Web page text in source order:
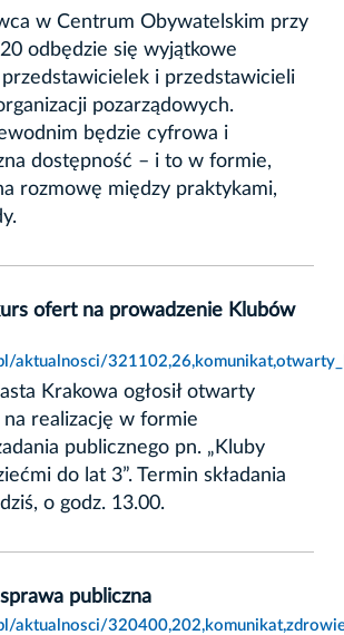
w Centrum Obywatelskim przy
odbędzie się wyjątkowe
i przedstawicieli
pozarządowych.
będzie cyfrowa i
dostępność – i to w formie,
rozmowę między praktykami,
ofert na prowadzenie Klubów
aktualnosci/
Krakowa ogłosił otwarty
realizację w formie
publicznego pn. „Kluby
do lat 3”. Termin składania
o godz. 13.00.
publiczna
aktualnosci/